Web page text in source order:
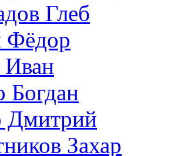
Глеб
Фёдор
Иван
Богдан
Дмитрий
Захар